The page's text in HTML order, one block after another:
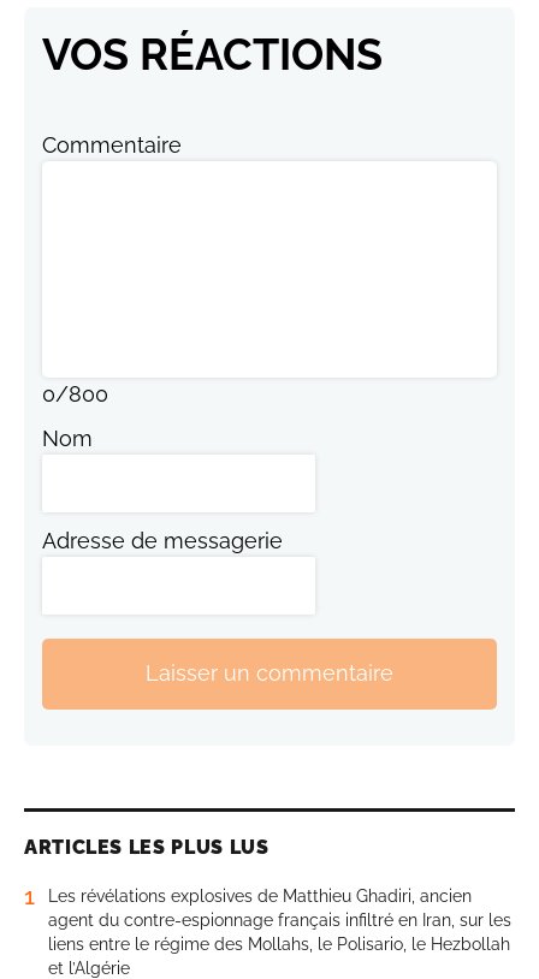
VOS RÉACTIONS
Commentaire
0/800
Nom
Adresse de messagerie
Laisser un commentaire
ARTICLES LES PLUS LUS
1
Les révélations explosives de Matthieu Ghadiri, ancien
agent du contre-espionnage français infiltré en Iran, sur les
liens entre le régime des Mollahs, le Polisario, le Hezbollah
et l’Algérie